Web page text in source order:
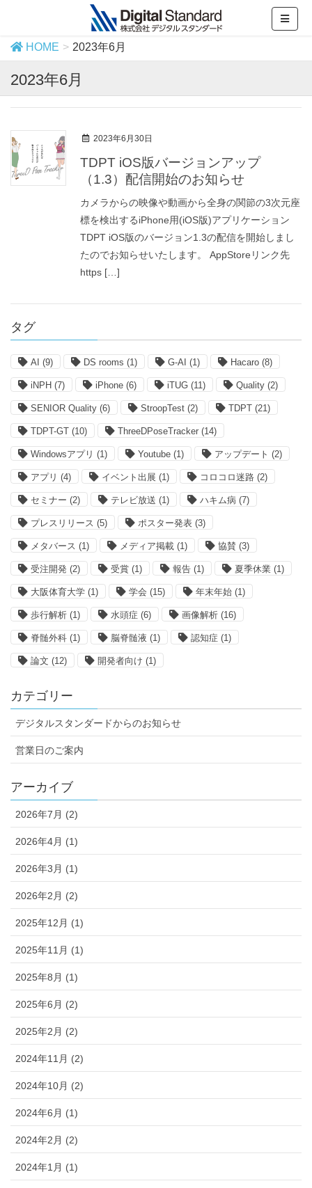
HOME 2023年6月
2023年6月
2023年6月30日
TDPT iOS版バージョンアップ
（1.3）配信開始のお知らせ
カメラからの映像や動画から全身の関節の3次元座
標を検出するiPhone用(iOS版)アプリケーション
TDPT iOS版のバージョン1.3の配信を開始しまし
たのでお知らせいたします。 AppStoreリンク先
https […]
タグ
AI (9) DS rooms (1) G-AI (1) Hacaro (8)
iNPH (7) iPhone (6) iTUG (11) Quality (2)
SENIOR Quality (6) StroopTest (2) TDPT (21)
TDPT-GT (10) ThreeDPoseTracker (14)
Windowsアプリ (1) Youtube (1) アップデート (2)
アプリ (4) イベント出展 (1) コロコロ迷路 (2)
セミナー (2) テレビ放送 (1) ハキム病 (7)
プレスリリース (5) ポスター発表 (3)
メタバース (1) メディア掲載 (1) 協賛 (3)
受注開発 (2) 受賞 (1) 報告 (1) 夏季休業 (1)
大阪体育大学 (1) 学会 (15) 年末年始 (1)
歩行解析 (1) 水頭症 (6) 画像解析 (16)
脊髄外科 (1) 脳脊髄液 (1) 認知症 (1)
論文 (12) 開発者向け (1)
カテゴリー
デジタルスタンダードからのお知らせ
営業日のご案内
アーカイブ
2026年7月 (2)
2026年4月 (1)
2026年3月 (1)
2026年2月 (2)
2025年12月 (1)
2025年11月 (1)
2025年8月 (1)
2025年6月 (2)
2025年2月 (2)
2024年11月 (2)
2024年10月 (2)
2024年6月 (1)
2024年2月 (2)
2024年1月 (1)